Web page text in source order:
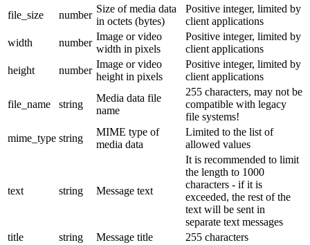
file_size
number
Size of media data
in octets (bytes)
Positive integer, limited by
client applications
width
number
Image or video
width in pixels
Positive integer, limited by
client applications
height
number
Image or video
height in pixels
Positive integer, limited by
client applications
file_name string
Media data file
name
255 characters, may not be
compatible with legacy
file systems!
mime_type string
MIME type of
media data
Limited to the list of
allowed values
text string Message text
It is recommended to limit
the length to 1000
characters - if it is
exceeded, the rest of the
text will be sent in
separate text messages
title
string Message title
255 characters